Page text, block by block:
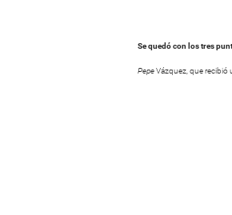
Se quedó con los tres
PepeVázquez, que recibió